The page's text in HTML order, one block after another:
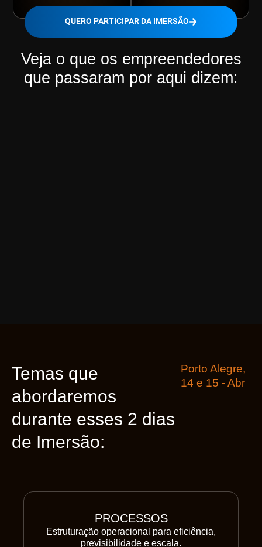
QUERO PARTICIPAR DA IMERSÃO
Veja o que os empreendedores
que passaram por aqui dizem:
Temas que
abordaremos
durante esses 2 dias
de Imersão:
Porto Alegre,
14 e 15 - Abr
PROCESSOS
Estruturação operacional para eficiência,
previsibilidade e escala.